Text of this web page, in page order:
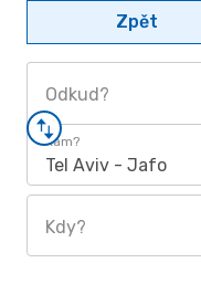
Zpět
Odkud?
Kam?
Tel Aviv - Jafo
Kdy?